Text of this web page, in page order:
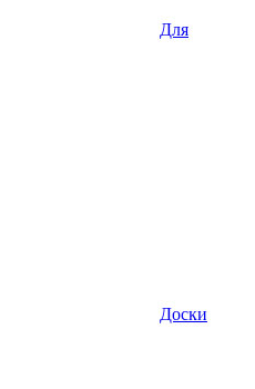
Для
Доски